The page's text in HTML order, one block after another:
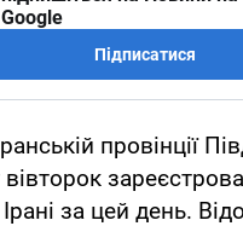
Google
Підписатися
провінції
за цей день.